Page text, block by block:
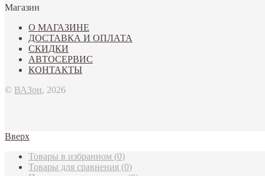
Магазин
О МАГАЗИНЕ
ДОСТАВКА И ОПЛАТА
СКИДКИ
АВТОСЕРВИС
КОНТАКТЫ
© ВАЗон, 2026
Вверх
Товары в избранном (0)
Товары для сравнения (0)